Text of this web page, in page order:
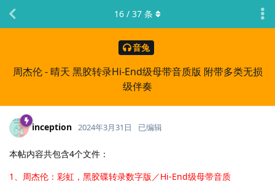
音兔
周杰伦 - 晴天 黑胶转录Hi-End级母带音质版 附带多类无损
级伴奏
16 / 37 条
inception 2024年3月31日 已编辑
本帖内容共包含4个文件：
1、周杰伦：彩虹，黑胶碟转录数字版／Hi-End级母带音质